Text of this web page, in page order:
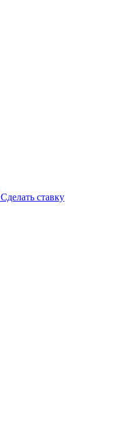
Сделать ставку